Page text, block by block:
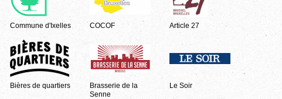
Commune d'Ixelles COCOF Article 27
Bières de quartiers
Brasserie de la
Senne
Le Soir